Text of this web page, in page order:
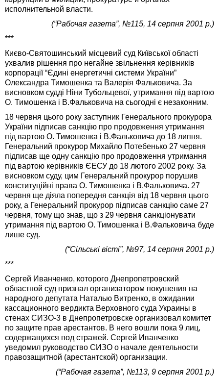
исполнительной власти.
(“Рабочая газета”, №115, 14 серпня 2001 р.)
***
Києво-Святошинський місцевий суд Київської області
ухвалив рішення про негайне звільнення керівників
корпорації “Єдині енергетичні системи України”
Олександра Тимошенка та Валерія Фальковича. За
висновком судді Ніни Тубольцевої, утримання під вартою
О. Тимошенка і В.Фальковича на сьогодні є незаконним.
18 червня цього року заступник Генерального прокурора
України підписав санкцію про продовження утримання
під вартою О. Тимошенка і В.Фальковича до 18 липня.
Генеральний прокурор Михайло Потебенько 27 червня
підписав ще одну санкцію про продовження утримання
під вартою керівників ЄЕСУ до 18 лютого 2002 року. За
висновком суду, цим Генеральний прокурор порушив
конституційні права О. Тимошенка і В.Фальковича. 27
червня ще діяла попередня санкція від 18 червня цього
року, а Генеральний прокурор підписав санкцію саме 27
червня, тому що знав, що з 29 червня санкціонувати
утримання під вартою О. Тимошенка і В.Фальковича буде
лише суд.
(“Сільські вісті”, №97, 14 серпня 2001 р.)
***
Сергей Иванченко, которого Днепропетровский
областной суд признал организатором покушения на
народного депутата Наталью Витренко, в ожидании
кассационного вердикта Верховного суда Украины в
стенах СИЗО-3 в Днепропетровске организовал комитет
по защите прав арестантов. В него вошли пока 9 лиц,
содержащихся под стражей. Сергей Иванченко
уведомил руководство СИЗО о начале деятельности
правозащитной (арестантской) организации.
(“Рабочая газета”, №113, 9 серпня 2001 р.)